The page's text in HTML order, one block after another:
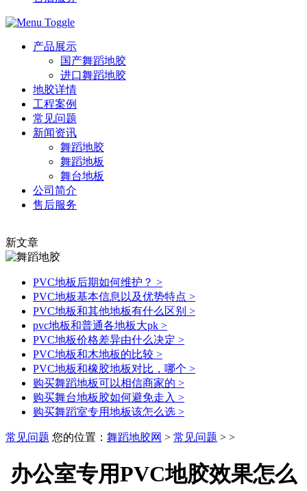
产品展示
国产舞蹈地胶
进口舞蹈地胶
地胶详情
工程案例
常见问题
新闻资讯
舞蹈地胶
舞蹈地板
舞台地板
公司简介
售后服务
新文章
PVC地板后期如何维护？ >
PVC地板基本信息以及优势特点 >
PVC地板和其他地板有什么区别 >
pvc地板和普通各地板大pk >
PVC地板价格差异由什么决定 >
PVC地板和木地板的比较 >
PVC地板和橡胶地板对比，哪个 >
购买舞蹈地板可以相信商家的 >
购买舞台地板胶如何避免走入 >
购买舞蹈室专用地板该怎么选 >
常见问题 您的位置： 舞蹈地胶网 > 常见问题 > >
办公室专用PVC地胶效果怎么